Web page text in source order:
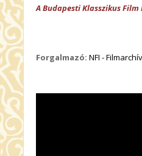
A Budapesti Klasszikus
Forgalmazó: NFI -